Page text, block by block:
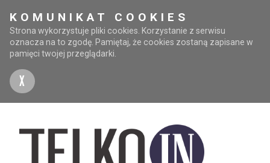
KOMUNIKAT COOKIES
Strona wykorzystuje pliki cookies. Korzystanie z serwisu
oznacza na to zgodę. Pamiętaj, że cookies zostaną zapisane w
pamięci twojej przeglądarki.
X